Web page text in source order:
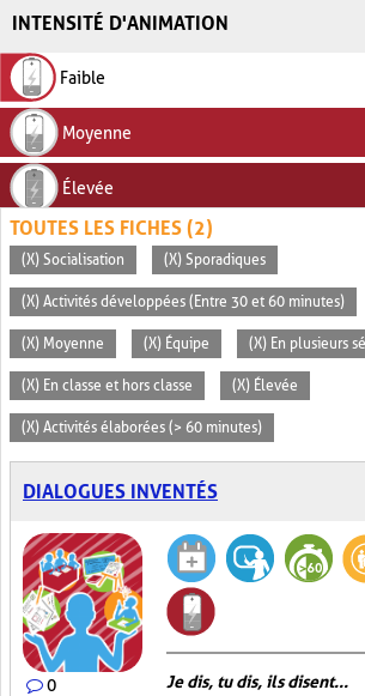
INTENSITÉ D'ANIMATION
Faible
Moyenne
Élevée
TOUTES LES FICHES (2)
(X) Socialisation (X) Sporadiques
(X) Activités développées (Entre 30 et 60 minutes)
(X) Moyenne (X) Équipe (X) En plusieurs
(X) En classe et hors classe (X) Élevée
(X) Activités élaborées (> 60 minutes)
DIALOGUES INVENTÉS
0 Je dis, tu dis, ils disent...